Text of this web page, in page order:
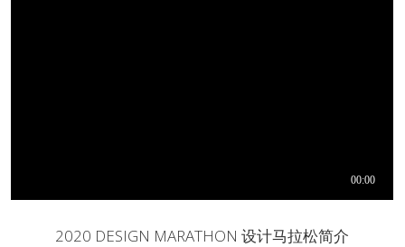
2020 DESIGN MARATHON 设计马拉松简介